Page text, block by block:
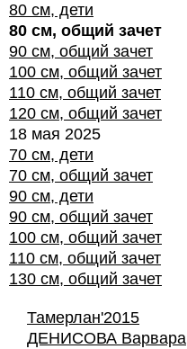
80 см, дети
80 см, общий зачет
90 см, общий зачет
100 см, общий зачет
110 см, общий зачет
120 см, общий зачет
18 мая 2025
70 см, дети
70 см, общий зачет
90 см, дети
90 см, общий зачет
100 см, общий зачет
110 см, общий зачет
130 см, общий зачет
Тамерлан'2015
ДЕНИСОВА Варвара